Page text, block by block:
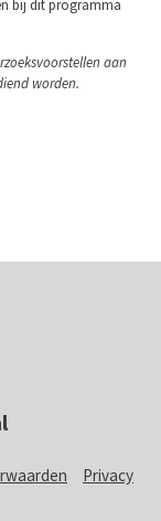
bij dit programma
aan
worden.
Privacy